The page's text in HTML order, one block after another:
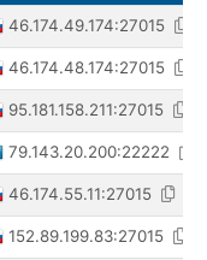
46.174.49.174:27015
46.174.48.174:27015
95.181.158.211:27015
79.143.20.200:22222
46.174.55.11:27015
152.89.199.83:27015